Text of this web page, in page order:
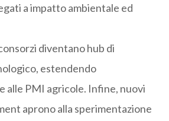
a impatto ambientale ed
diventano hub di
estendendo
alle PMI agricole. Infine, nuovi
aprono alla sperimentazione